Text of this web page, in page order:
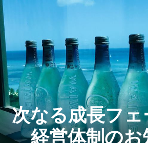
次なる成長フ
経営体制の